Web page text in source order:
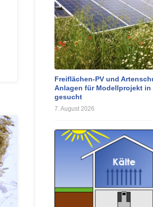
Freiflächen-PV und
Anlagen für Modellprojekt in
gesucht
7. August 2026